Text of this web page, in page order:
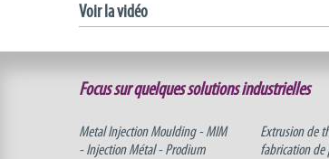
Voir la vidéo
Focus sur quelques solutions industrielles
Metal Injection Moulding - MIM
- Injection Métal - Prodium
Extrusion de
fabrication de